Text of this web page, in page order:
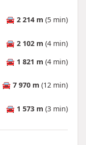
🚘 2 214 m (5 min)
🚘 2 102 m (4 min)
🚘 1 821 m (4 min)
🚘 7 970 m (12 min)
🚘 1 573 m (3 min)